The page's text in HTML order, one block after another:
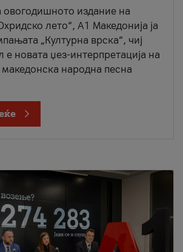
овогодишното издание на
лето“, А1 Македонија ја
„Културна врска“, чиј
е новата џез-интерпретација на
народна песна